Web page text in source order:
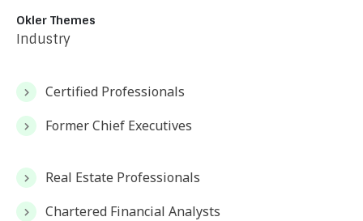
Okler Themes
Industry
Certified Professionals
Former Chief Executives
Real Estate Professionals
Chartered Financial Analysts